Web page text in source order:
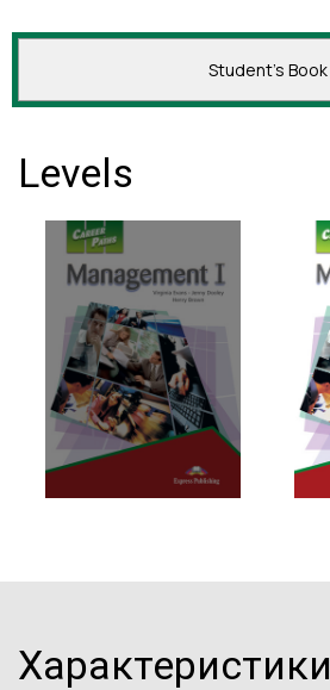
Student's Book
Levels
Характеристики